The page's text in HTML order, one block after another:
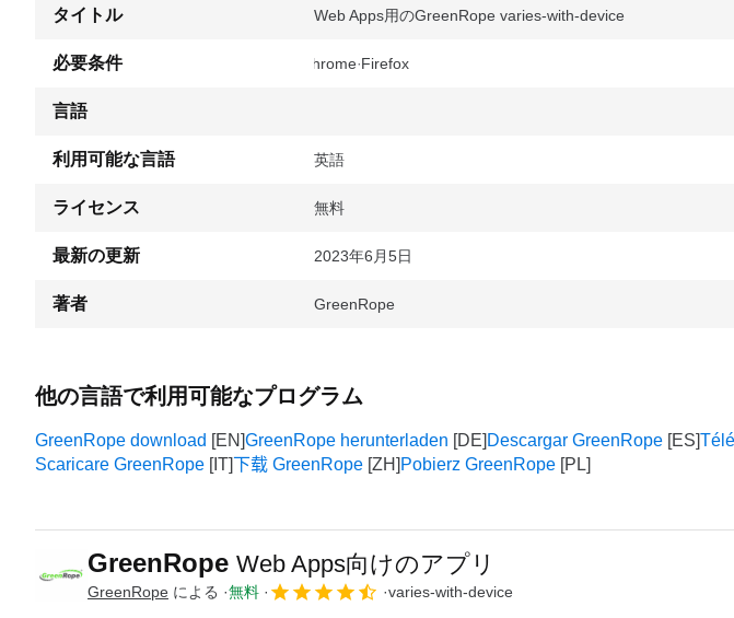
タイトル Web Apps用のGreenRope varies-with-device
必要条件 Chrome Firefox
言語
利用可能な言語 英語
ライセンス 無料
最新の更新 2023年6月5日
著者 GreenRope
他の言語で利用可能なプログラム
GreenRope download GreenRope herunterladen Descargar GreenRope
Scaricare GreenRope
下载 GreenRope Pobierz GreenRope
GreenRope Web Apps向けのアプリ
GreenRope による 無料 varies-with-device